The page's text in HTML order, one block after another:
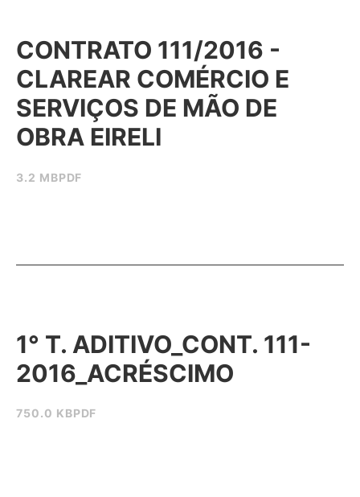
3.2 MBPDF
CONTRATO 111/2016 -
CLAREAR COMÉRCIO E
SERVIÇOS DE MÃO DE
OBRA EIRELI
750.0 KBPDF
1° T. ADITIVO_CONT. 111-
2016_ACRÉSCIMO